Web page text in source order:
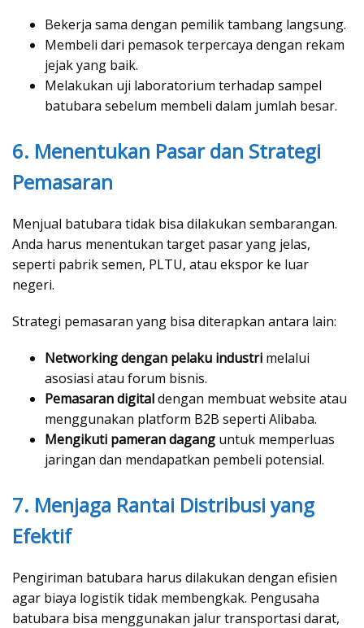
Bekerja sama dengan pemilik tambang langsung.
Membeli dari pemasok terpercaya dengan rekam
jejak yang baik.
Melakukan uji laboratorium terhadap sampel
batubara sebelum membeli dalam jumlah besar.
6. Menentukan Pasar dan Strategi
Pemasaran
Menjual batubara tidak bisa dilakukan sembarangan.
Anda harus menentukan target pasar yang jelas,
seperti pabrik semen, PLTU, atau ekspor ke luar
negeri.
Strategi pemasaran yang bisa diterapkan antara lain:
Networking dengan pelaku industri melalui
asosiasi atau forum bisnis.
Pemasaran digitaldengan membuat website atau
menggunakan platform B2B seperti Alibaba.
Mengikuti pameran dagang untuk memperluas
jaringan dan mendapatkan pembeli potensial.
7. Menjaga Rantai Distribusi yang
Efektif
Pengiriman batubara harus dilakukan dengan efisien
agar biaya logistik tidak membengkak. Pengusaha
batubara bisa menggunakan jalur transportasi darat,